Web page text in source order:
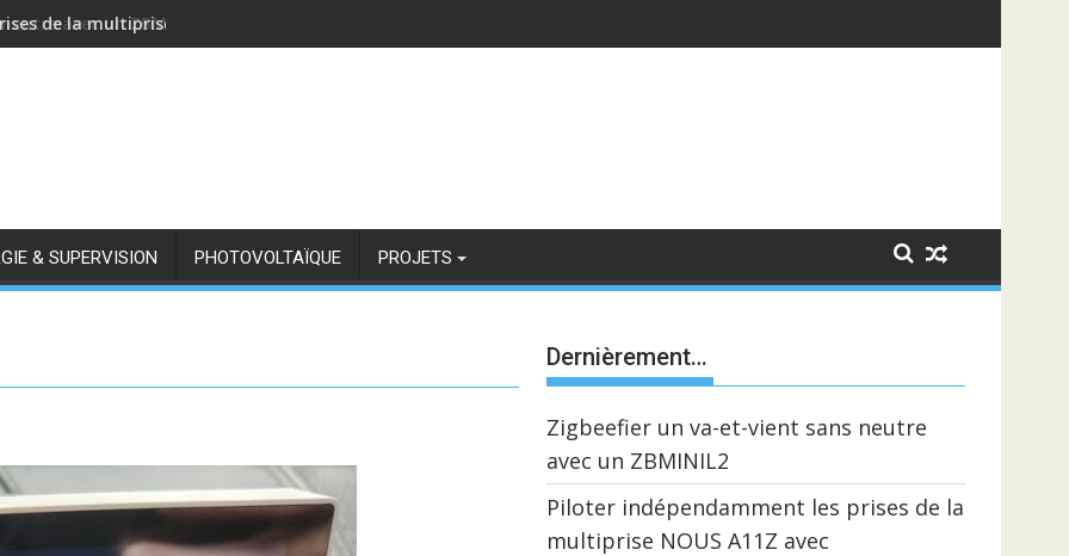
de la multiprise NOUS A11Z avec Zigbee2MQTT
& SUPERVISION PHOTOVOLTAÏQUE PROJETS
Dernièrement…
Zigbeefier un va-et-vient sans neutre
avec un ZBMINIL2
Piloter indépendamment les prises de la
multiprise NOUS A11Z avec